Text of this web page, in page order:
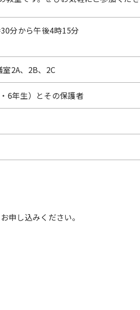
分から午後4時15分
2A、2B、2C
6年生）とその保護者
申し込みください。